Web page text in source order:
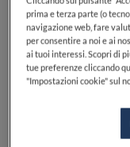
dove
Lisbona,
vive
prima e terza parte (o
navigazione web, fare
per consentire a noi e ai
ai tuoi interessi. Scopri di
tue preferenze cliccando
"Impostazioni cookie" sul